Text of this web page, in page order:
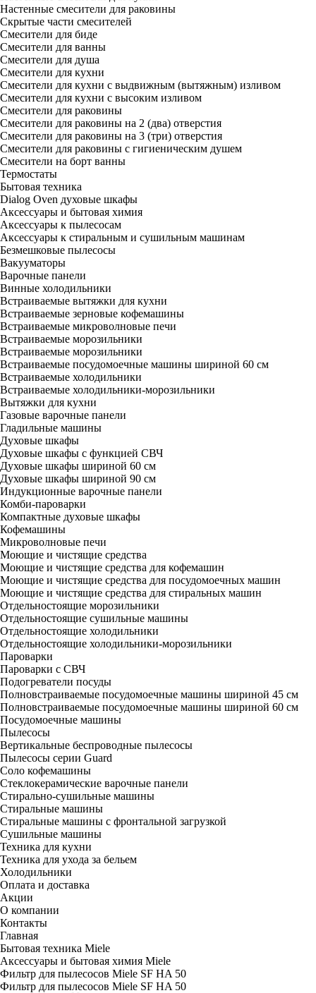
Настенные смесители для раковины
Скрытые части смесителей
Смесители для биде
Смесители для ванны
Смесители для душа
Смесители для кухни
Смесители для кухни с выдвижным (вытяжным) изливом
Смесители для кухни с высоким изливом
Смесители для раковины
Смесители для раковины на 2 (два) отверстия
Смесители для раковины на 3 (три) отверстия
Смесители для раковины с гигиеническим душем
Смесители на борт ванны
Термостаты
Бытовая техника
Dialog Oven духовые шкафы
Аксессуары и бытовая химия
Аксессуары к пылесосам
Аксессуары к стиральным и сушильным машинам
Безмешковые пылесосы
Вакууматоры
Варочные панели
Винные холодильники
Встраиваемые вытяжки для кухни
Встраиваемые зерновые кофемашины
Встраиваемые микроволновые печи
Встраиваемые морозильники
Встраиваемые морозильники
Встраиваемые посудомоечные машины шириной 60 см
Встраиваемые холодильники
Встраиваемые холодильники-морозильники
Вытяжки для кухни
Газовые варочные панели
Гладильные машины
Духовые шкафы
Духовые шкафы с функцией СВЧ
Духовые шкафы шириной 60 см
Духовые шкафы шириной 90 см
Индукционные варочные панели
Комби-пароварки
Компактные духовые шкафы
Кофемашины
Микроволновые печи
Моющие и чистящие средства
Моющие и чистящие средства для кофемашин
Моющие и чистящие средства для посудомоечных машин
Моющие и чистящие средства для стиральных машин
Отдельностоящие морозильники
Отдельностоящие сушильные машины
Отдельностоящие холодильники
Отдельностоящие холодильники-морозильники
Пароварки
Пароварки с СВЧ
Подогреватели посуды
Полновстраиваемые посудомоечные машины шириной 45 см
Полновстраиваемые посудомоечные машины шириной 60 см
Посудомоечные машины
Пылесосы
Вертикальные беспроводные пылесосы
Пылесосы серии Guard
Соло кофемашины
Стеклокерамические варочные панели
Стирально-сушильные машины
Стиральные машины
Стиральные машины с фронтальной загрузкой
Сушильные машины
Техника для кухни
Техника для ухода за бельем
Холодильники
Оплата и доставка
Акции
О компании
Контакты
Главная
Бытовая техника Miele
Аксессуары и бытовая химия Miele
Фильтр для пылесосов Miele SF HA 50
Фильтр для пылесосов Miele SF HA 50